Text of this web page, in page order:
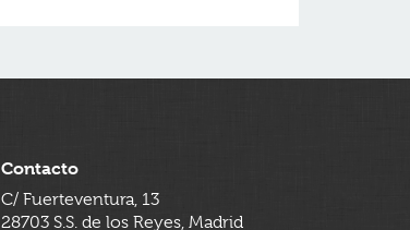
Contacto
C/ Fuerteventura, 13
28703 S.S. de los Reyes, Madrid